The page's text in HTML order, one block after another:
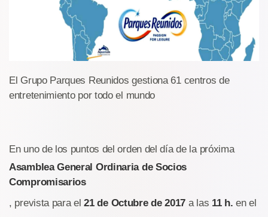
El Grupo Parques Reunidos gestiona 61 centros de
entretenimiento por todo el mundo
En uno de los puntos del orden del día de la próxima
Asamblea General Ordinaria de Socios
Compromisarios
, prevista para el21 de Octubre de 2017 a las 11 h. en el